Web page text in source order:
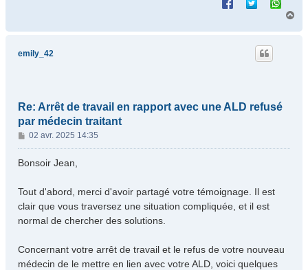
emily_42
Re: Arrêt de travail en rapport avec une ALD refusé
par médecin traitant
M
e
s
g
e
02 avr. 2025 14:35
Bonsoir Jean,
Tout d'abord, merci d'avoir partagé votre témoignage. Il est
clair que vous traversez une situation compliquée, et il est
normal de chercher des solutions.
Concernant votre arrêt de travail et le refus de votre nouveau
médecin de le mettre en lien avec votre ALD, voici quelques